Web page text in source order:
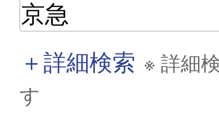
＋詳細検索 ※ 詳細
す